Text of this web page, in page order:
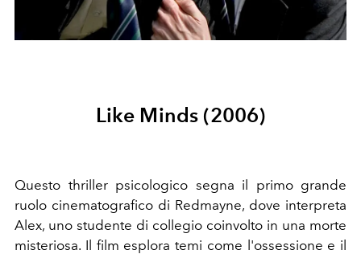
Like Minds (2006)
Questo thriller psicologico segna il primo grande
ruolo cinematografico di Redmayne, dove interpreta
Alex, uno studente di collegio coinvolto in una morte
misteriosa. Il film esplora temi come l'ossessione e il